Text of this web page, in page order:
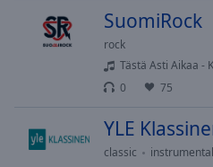
Fullscreen
SuomiRock
rock
Tästä Asti Aikaa -
0
75
YLE
classic
instrumental